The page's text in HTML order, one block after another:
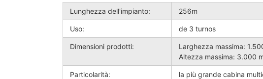
Lunghezza dell'impianto: 256m
Uso: de 3 turnos
Dimensioni prodotti:
Larghezza massima:
Altezza massima: 3.000
Particolarità:
la più grande cabina